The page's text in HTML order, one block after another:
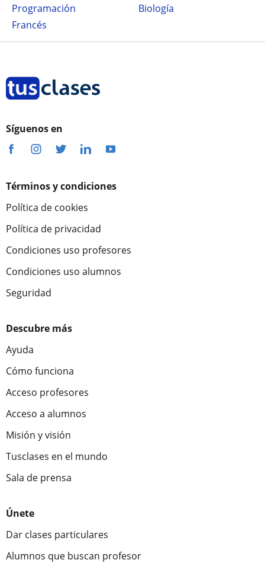
Programación
Biología
Francés
Síguenos en
Términos y condiciones
Política de cookies
Política de privacidad
Condiciones uso profesores
Condiciones uso alumnos
Seguridad
Descubre más
Ayuda
Cómo funciona
Acceso profesores
Acceso a alumnos
Misión y visión
Tusclases en el mundo
Sala de prensa
Únete
Dar clases particulares
Alumnos que buscan profesor